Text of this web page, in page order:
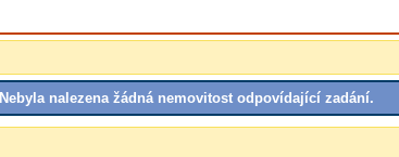
Nebyla nalezena žádná nemovitost odpovídající zadání.